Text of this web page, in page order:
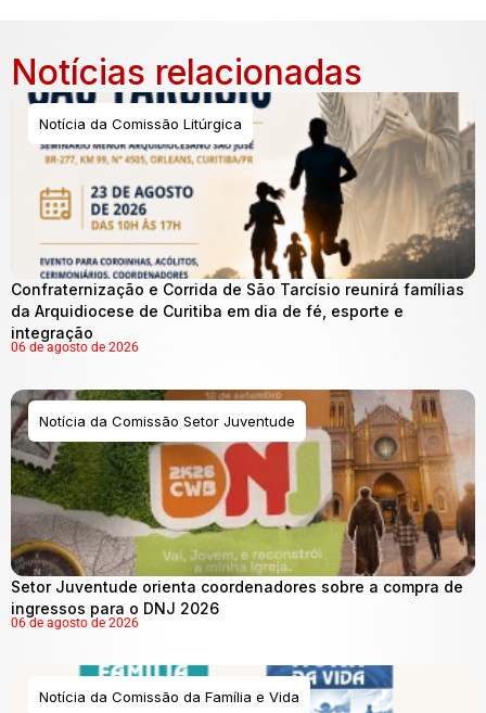
Notícias relacionadas
Notícia da Comissão Litúrgica
Confraternização e Corrida de São Tarcísio reunirá famílias
da Arquidiocese de Curitiba em dia de fé, esporte e
integração
06 de agosto de 2026
Notícia da Comissão Setor Juventude
Setor Juventude orienta coordenadores sobre a compra de
ingressos para o DNJ 2026
06 de agosto de 2026
Notícia da Comissão da Família e Vida